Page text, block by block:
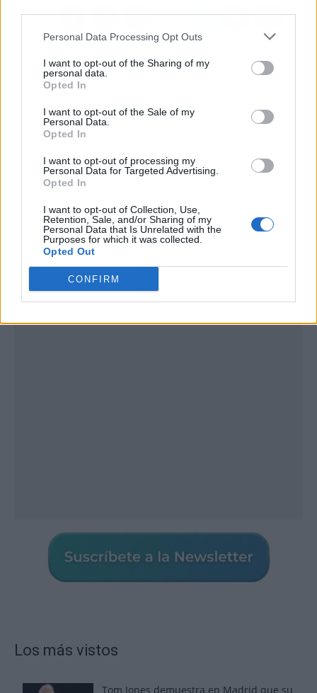
Personal Data Processing Opt Outs
I want to opt-out of the Sharing of my
personal data.
Opted In
I want to opt-out of the Sale of my
Personal Data.
Opted In
I want to opt-out of processing my
Personal Data for Targeted Advertising.
Opted In
I want to opt-out of Collection, Use,
Retention, Sale, and/or Sharing of my
Personal Data that Is Unrelated with the
Purposes for which it was collected.
Opted Out
CONFIRM
Los más vistos
Tom Jones demuestra en Madrid que su